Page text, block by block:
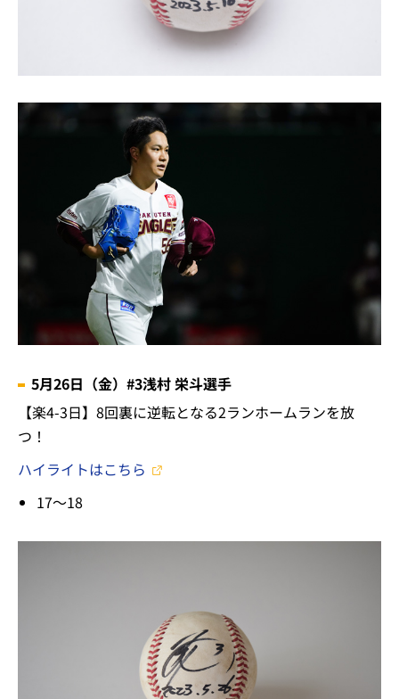
5月26日（金）#3浅村 栄斗選手
【楽4-3日】8回裏に逆転となる2ランホームランを放
つ！
ハイライトはこちら
17～18